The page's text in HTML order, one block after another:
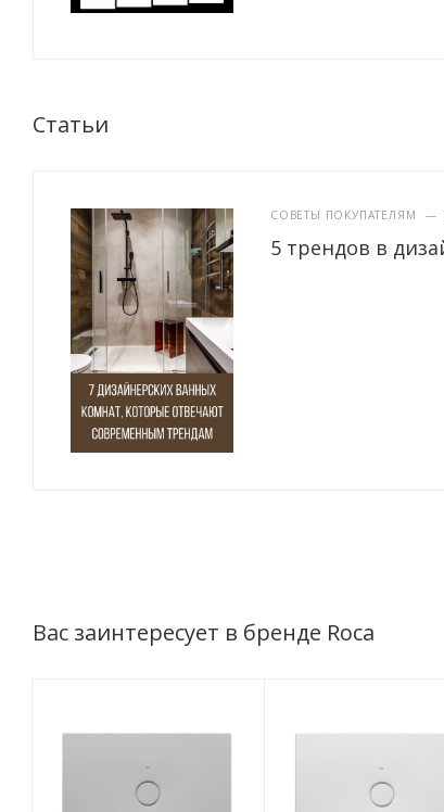
Статьи
СОВЕТЫ ПОКУПАТЕЛЯМ —
5 трендов в
Вас заинтересует в бренде Roca